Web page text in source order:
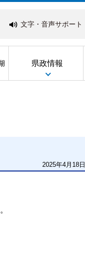
文字・音声サポート
県政情報
2025年4月18日